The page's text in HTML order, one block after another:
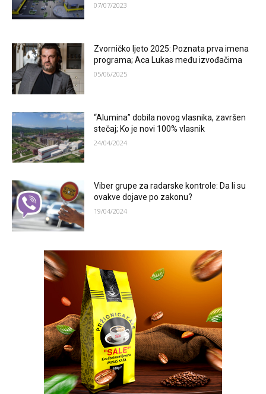
07/07/2023
Zvorničko ljeto 2025: Poznata prva imena
programa; Aca Lukas među izvođačima
05/06/2025
“Alumina” dobila novog vlasnika, završen
stečaj; Ko je novi 100% vlasnik
24/04/2024
Viber grupe za radarske kontrole: Da li su
ovakve dojave po zakonu?
19/04/2024